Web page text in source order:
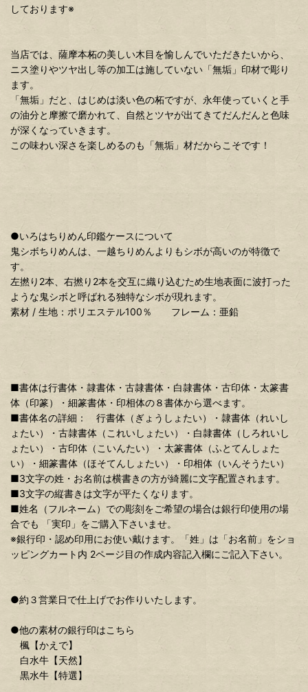
しております※
当店では、薩摩本柘の美しい木目を愉しんでいただきたいから、
ニス塗りやツヤ出し等の加工は施していない「無垢」印材で彫り
ます。
「無垢」だと、はじめは淡い色の柘ですが、永年使っていくと手
の油分と摩擦で磨かれて、自然とツヤが出てきてだんだんと色味
が深くなっていきます。
この味わい深さを楽しめるのも「無垢」材だからこそです！
●いろはちりめん印鑑ケースについて
鬼シボちりめんは、一越ちりめんよりもシボが高いのが特徴で
す。
左撚り2本、右撚り2本を交互に織り込むため生地表面に波打った
ような鬼シボと呼ばれる独特なシボが現れます。
素材 / 生地：ポリエステル100％ フレーム：亜鉛
■書体は行書体・隷書体・古隷書体・白隷書体・古印体・太篆書
体（印篆）・細篆書体・印相体の８書体から選べます。
■書体名の詳細： 行書体（ぎょうしょたい）・隷書体（れいし
ょたい）・古隷書体（これいしょたい）・白隷書体（しろれいし
ょたい）・古印体（こいんたい）・太篆書体（ふとてんしょた
い）・細篆書体（ほそてんしょたい）・印相体（いんそうたい）
■3文字の姓・お名前は横書きの方が綺麗に文字配置されます。
■3文字の縦書きは文字が平たくなります。
■姓名（フルネーム）での彫刻をご希望の場合は銀行印使用の場
合でも 「実印」をご購入下さいませ。
※銀行印・認め印用にお使い戴けます。「姓」は「お名前」をショ
ッピングカート内 2ページ目の作成内容記入欄にご記入下さい。
●約３営業日で仕上げでお作りいたします。
●他の素材の銀行印はこちら
楓【かえで】
白水牛【天然】
黒水牛【特選】